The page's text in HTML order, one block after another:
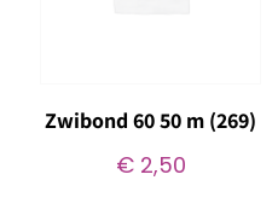
Zwibond 60 50 m (269)
€2,50